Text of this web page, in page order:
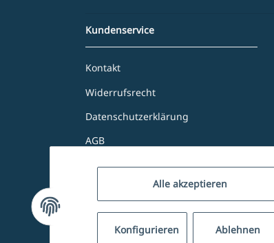
Alle akzeptieren
Konfigurieren Ablehnen
Kundenservice
Kontakt
Widerrufsrecht
Datenschutzerklärung
AGB
Zahlung und Versand